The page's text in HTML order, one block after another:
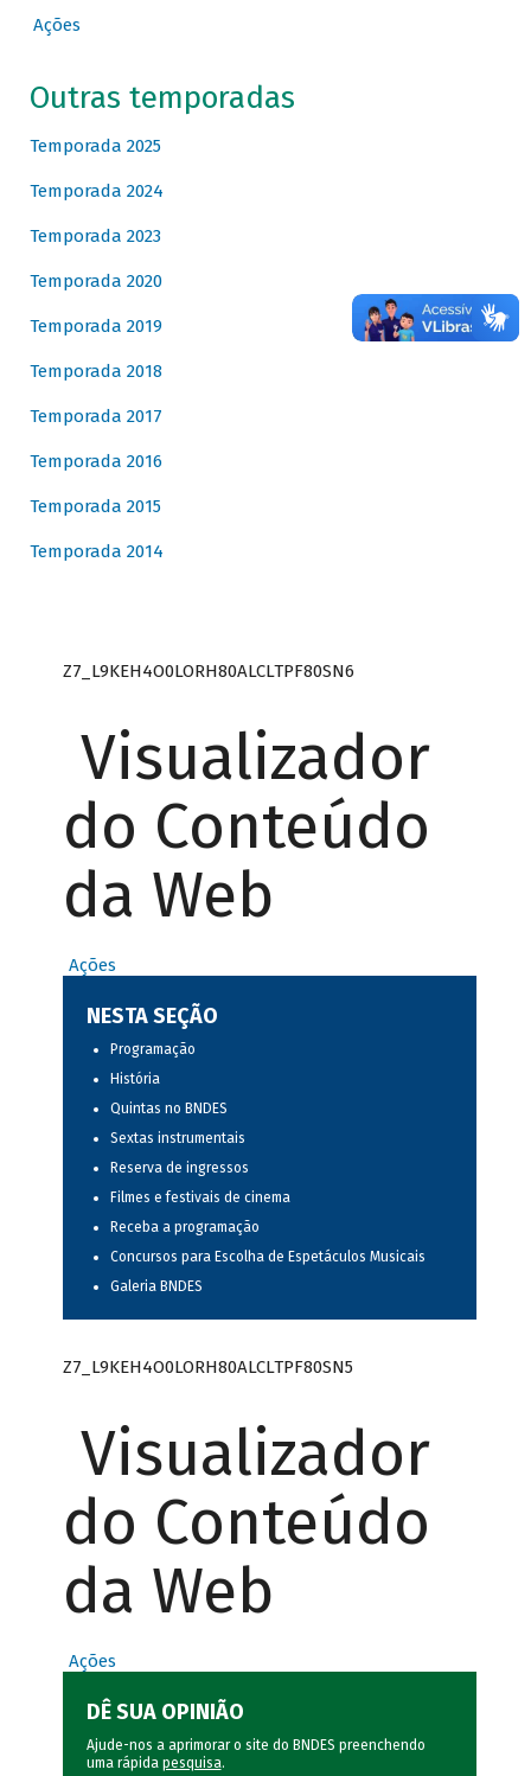
Ações
Outras temporadas
Temporada 2025
Temporada 2024
Temporada 2023
Temporada 2020
Temporada 2019
Temporada 2018
Temporada 2017
Temporada 2016
Temporada 2015
Temporada 2014
Z7_L9KEH4O0LORH80ALCLTPF80SN6
Visualizador
do Conteúdo
da Web
Ações
NESTA SEÇÃO
Programação
História
Quintas no BNDES
Sextas instrumentais
Reserva de ingressos
Filmes e festivais de cinema
Receba a programação
Concursos para Escolha de Espetáculos Musicais
Galeria BNDES
Z7_L9KEH4O0LORH80ALCLTPF80SN5
Visualizador
do Conteúdo
da Web
Ações
DÊ SUA OPINIÃO
Ajude-nos a aprimorar o site do BNDES preenchendo
uma rápida pesquisa.